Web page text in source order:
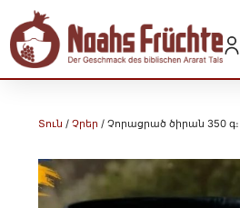
Տուն /Չրեր / Չորացրած ծիրան 350 գ։